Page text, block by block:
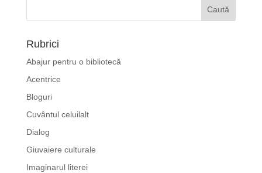
Rubrici
Abajur pentru o bibliotecă
Acentrice
Bloguri
Cuvântul celuilalt
Dialog
Giuvaiere culturale
Imaginarul literei